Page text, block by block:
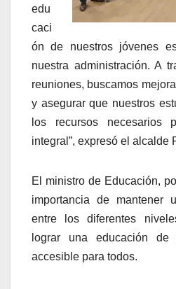
edu
caci
ón de nuestros jóvenes
nuestra administración. A
reuniones, buscamos
y asegurar que nuestros
los recursos necesarios
integral”, expresó el alcalde
El ministro de Educación,
importancia de mantener
entre los diferentes
lograr una educación
accesible para todos.